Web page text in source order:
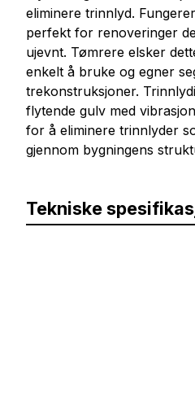
eliminere trinnlyd.
perfekt for renoveringer
ujevnt. Tømrere elsker
enkelt å bruke og egner
trekonstruksjoner.
flytende gulv med
for å eliminere trinnlyder
gjennom bygningens
Tekniske